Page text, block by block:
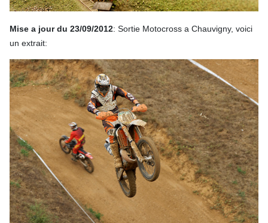
Mise a jour du 23/09/2012: Sortie Motocross a Chauvigny, voici
un extrait: